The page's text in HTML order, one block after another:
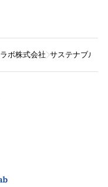
ボ株式会社 サステナブル・